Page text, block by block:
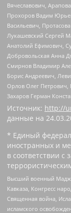
Вячеславович,
Прохоров Вадим
Васильевич,
Лукашевский Сергей
Анатолий Ефимович,
Добровольская Анна
Смирнов Владимир
Борис Андреевич,
Орлов Олег
Захаров Герман
Источник: http://
данные на
* Единый
иностранных и
в соответствии с
Высший военный
Кавказа, Конгресс
Священная война,
исламского